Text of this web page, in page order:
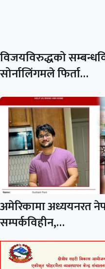
विजयविरुद्धको
सोर्नालिंगमले फिर्ता…
अमेरिकामा अध्ययनरत
सम्पर्कविहीन,…